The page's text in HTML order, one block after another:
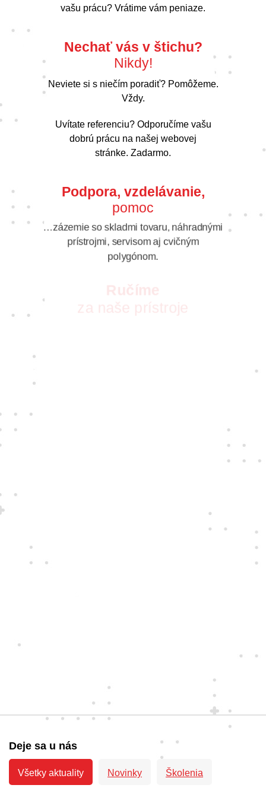
vašu prácu? Vrátime vám peniaze.
Nechať vás v štichu?
Nikdy!
Neviete si s niečím poradiť? Pomôžeme.
Vždy.
Uvítate referenciu? Odporučíme vašu
dobrú prácu na našej webovej
stránke. Zadarmo.
Podpora, vzdelávanie,
pomoc
…zázemie so skladmi tovaru, náhradnými
prístrojmi, servisom aj cvičným
polygónom.
Ručíme
za naše prístroje
Deje sa u nás
Všetky aktuality Novinky Školenia